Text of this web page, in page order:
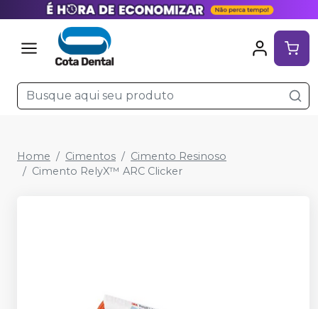
Home Cimentos
Cimento Resinoso
Cimento RelyX™ ARC Clicker